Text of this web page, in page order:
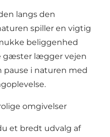
langs den
spiller en vigtig
beliggenhed
gæster lægger vejen
pause i naturen med
omgivelser
et bredt udvalg af